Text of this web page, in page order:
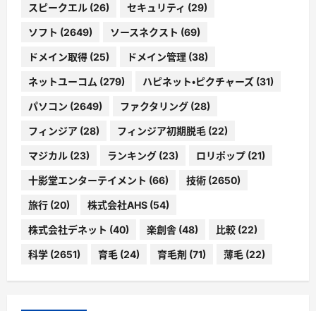
スピークエル (26) セキュリティ (29)
ソフト (2649) ソースネクスト (69)
ドメイン取得 (25) ドメイン管理 (38)
ネットユーコム (279) ハピネット・ピクチャーズ (31)
パソコン (2649) ファクタリング (28)
フィンジア (28) フィンジア初期脱毛 (22)
マジカル (23) ランキング (23) ロリポップ (21)
十影堂エンターテイメント (66) 技術 (2650)
旅行 (20) 株式会社AHS (54)
株式会社デネット (40) 楽創舎 (48) 比較 (22)
科学 (2651) 育毛 (24) 育毛剤 (71) 薄毛 (22)